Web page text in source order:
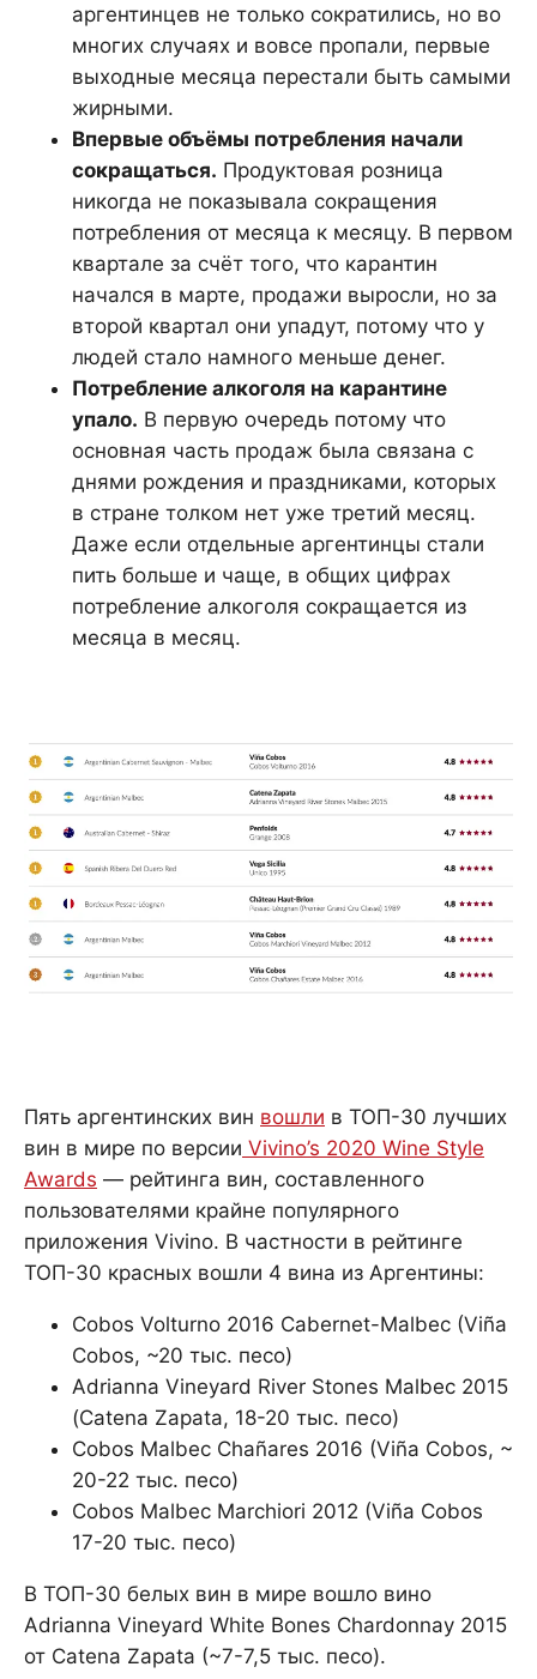
аргентинцев не только сократились, но во
многих случаях и вовсе пропали, первые
выходные месяца перестали быть самыми
жирными.
Впервые объёмы потребления начали
сокращаться. Продуктовая розница
никогда не показывала сокращения
потребления от месяца к месяцу. В первом
квартале за счёт того, что карантин
начался в марте, продажи выросли, но за
второй квартал они упадут, потому что у
людей стало намного меньше денег.
Потребление алкоголя на карантине
упало. В первую очередь потому что
основная часть продаж была связана с
днями рождения и праздниками, которых
в стране толком нет уже третий месяц.
Даже если отдельные аргентинцы стали
пить больше и чаще, в общих цифрах
потребление алкоголя сокращается из
месяца в месяц.
Пять аргентинских вин вошли в ТОП-30 лучших
вин в мире по версии Vivino’s 2020 Wine Style
Awards — рейтинга вин, составленного
пользователями крайне популярного
приложения Vivino. В частности в рейтинге
ТОП-30 красных вошли 4 вина из Аргентины:
Cobos Volturno 2016 Cabernet-Malbec (Viña
Cobos, ~20 тыс. песо)
Adrianna Vineyard River Stones Malbec 2015
(Catena Zapata, 18-20 тыс. песо)
Cobos Malbec Chañares 2016 (Viña Cobos, ~
20-22 тыс. песо)
Cobos Malbec Marchiori 2012 (Viña Cobos
17-20 тыс. песо)
В ТОП-30 белых вин в мире вошло вино
Adrianna Vineyard White Bones Chardonnay 2015
от Catena Zapata (~7-7,5 тыс. песо).